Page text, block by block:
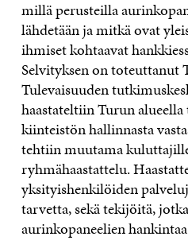
millä perusteilla
lähdetään ja mitkä ovat
ihmiset kohtaavat
Selvityksen on toteuttanut
Tulevaisuuden
haastateltiin Turun
kiinteistön hallinnasta
tehtiin muutama
ryhmähaastattelu.
yksityishenkilöiden
tarvetta, sekä tekijöitä,
aurinkopaneelien